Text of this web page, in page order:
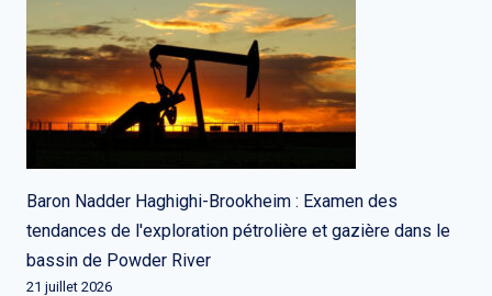
Baron Nadder Haghighi-Brookheim : Examen des
tendances de l'exploration pétrolière et gazière dans le
bassin de Powder River
21 juillet 2026